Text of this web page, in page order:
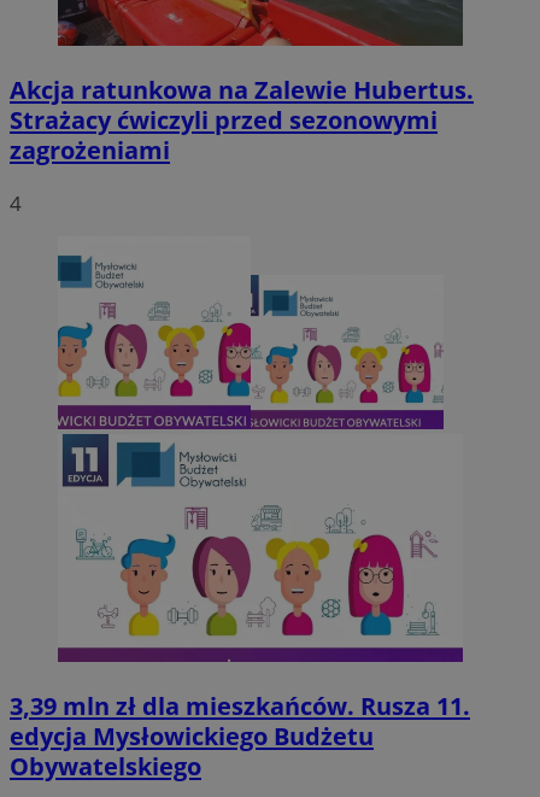
Akcja ratunkowa na Zalewie Hubertus.
Strażacy ćwiczyli przed sezonowymi
zagrożeniami
4
3,39 mln zł dla mieszkańców. Rusza 11.
edycja Mysłowickiego Budżetu
Obywatelskiego